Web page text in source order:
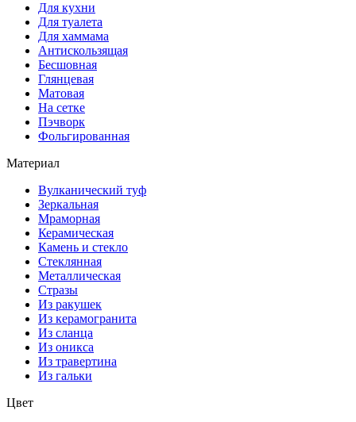
Для кухни
Для туалета
Для хаммама
Антискользящая
Бесшовная
Глянцевая
Матовая
На сетке
Пэчворк
Фольгированная
Материал
Вулканический туф
Зеркальная
Мраморная
Керамическая
Камень и стекло
Стеклянная
Металлическая
Стразы
Из ракушек
Из керамогранита
Из сланца
Из оникса
Из травертина
Из гальки
Цвет